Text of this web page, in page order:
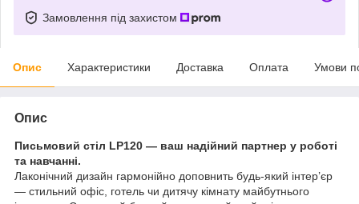
Замовлення під захистом
Опис Характеристики Доставка Оплата Умови
Опис
Письмовий стіл LP120 — ваш надійний партнер у роботі
та навчанні.
Лаконічний дизайн гармонійно доповнить будь-який інтер’єр
— стильний офіс, готель чи дитячу кімнату майбутнього